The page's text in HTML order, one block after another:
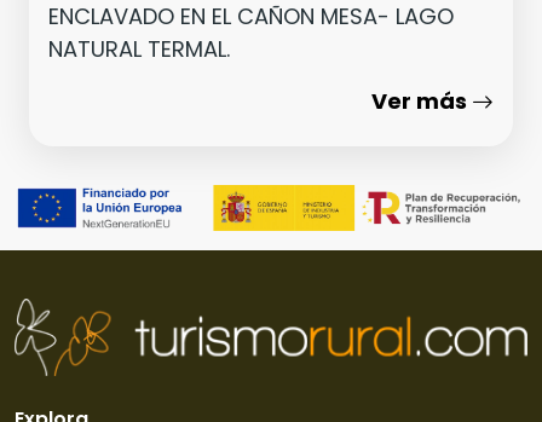
ENCLAVADO EN EL CAÑON MESA- LAGO
NATURAL TERMAL.
Ver más